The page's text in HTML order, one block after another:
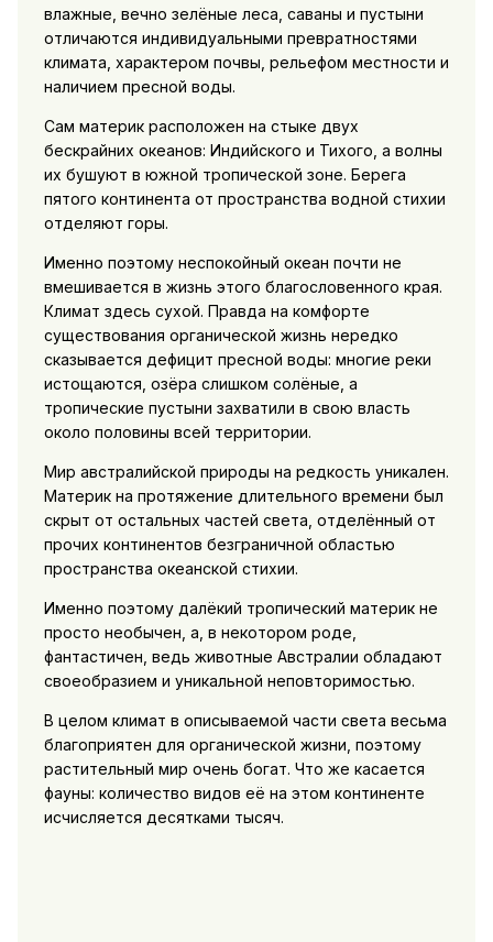
влажные, вечно зелёные леса, саваны и пустыни
отличаются индивидуальными превратностями
климата, характером почвы, рельефом местности и
наличием пресной воды.
Сам материк расположен на стыке двух
бескрайних океанов: Индийского и Тихого, а волны
их бушуют в южной тропической зоне. Берега
пятого континента от пространства водной стихии
отделяют горы.
Именно поэтому неспокойный океан почти не
вмешивается в жизнь этого благословенного края.
Климат здесь сухой. Правда на комфорте
существования органической жизнь нередко
сказывается дефицит пресной воды: многие реки
истощаются, озёра слишком солёные, а
тропические пустыни захватили в свою власть
около половины всей территории.
Мир австралийской природы на редкость уникален.
Материк на протяжение длительного времени был
скрыт от остальных частей света, отделённый от
прочих континентов безграничной областью
пространства океанской стихии.
Именно поэтому далёкий тропический материк не
просто необычен, а, в некотором роде,
фантастичен, ведь животные Австралии обладают
своеобразием и уникальной неповторимостью.
В целом климат в описываемой части света весьма
благоприятен для органической жизни, поэтому
растительный мир очень богат. Что же касается
фауны: количество видов её на этом континенте
исчисляется десятками тысяч.